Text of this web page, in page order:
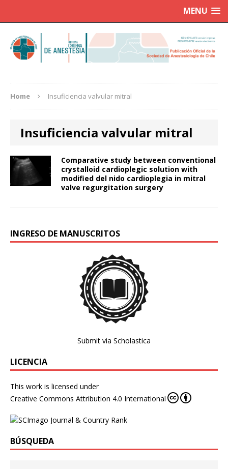
MENU
Home Insuficiencia valvular mitral
Insuficiencia valvular mitral
Comparative study between conventional
crystalloid cardioplegic solution with
modified del nido cardioplegia in mitral
valve regurgitation surgery
INGRESO DE MANUSCRITOS
Submit via Scholastica
LICENCIA
This work is licensed under
Creative Commons Attribution 4.0 International
BÚSQUEDA